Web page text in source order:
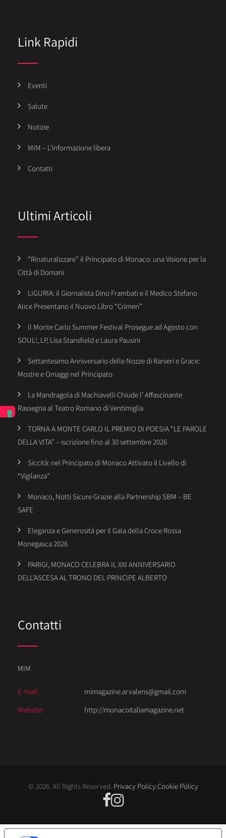
Link Rapidi
Eventi
Salute
Notizie
MIM – L’informazione libera
Contatti
Ultimi Articoli
“Rinaturalizzare” il Principato di Monaco: una Visione per la
Città di Domani
LIGURIA: il Giornalista Dino Frambati e il Medico Stefano
Alice Presentano il Nuovo Libro “Crimen”
Il Monte Carlo Summer Festival Prosegue ad Agosto con
SOUL!, LP, Lisa Stansfield e Laura Pausini
Settantesimo Anniversario delle Nozze di Ranieri e Grace:
Mostre e Omaggi nel Principato
La Mandragola di Machiavelli Chiude l’ Affascinante
Rassegna al Teatro Romano di Ventimiglia
TORNA A MONTE CARLO IL PREMIO DI POESIA “LE PAROLE
DELLA VITA” – iscrizione fino al 30 settembre 2026
Siccità: nel Principato di Monaco Attivato il Livello di
“Vigilanza”
Monaco, Notti Sicure Grazie alla Partnership SBM – BE
SAFE
Eleganza e Generosità per il Gala della Croce Rossa
Monegasca 2026
PARIGI, MONACO CELEBRA IL XXI ANNIVERSARIO
DELL’ASCESA AL TRONO DEL PRINCIPE ALBERTO
Contatti
MIM
E-mail:
mimagazine.arvalens@gmail.com
Website:
http://monacoitaliamagazine.net
© 2026. All Rights Reserved. Privacy Policy;Cookie Policy